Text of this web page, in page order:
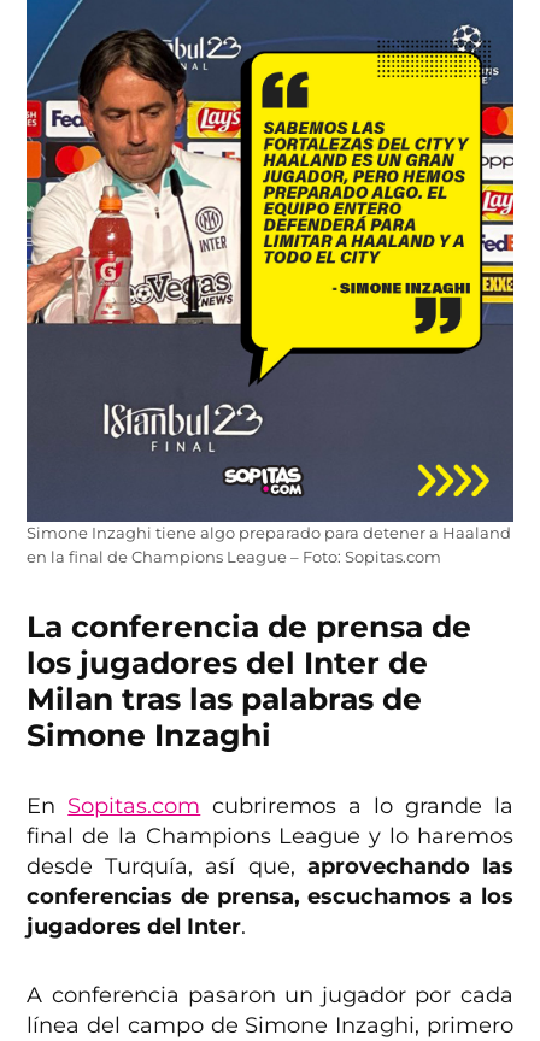
Simone Inzaghi tiene algo preparado para detener a Haaland
en la final de Champions League – Foto: Sopitas.com
La conferencia de prensa de
los jugadores del Inter de
Milan tras las palabras de
Simone Inzaghi
En Sopitas.com cubriremos a lo grande la
final de la Champions League y lo haremos
desde Turquía, así que, aprovechando las
conferencias de prensa, escuchamos a los
jugadores del Inter.
A conferencia pasaron un jugador por cada
línea del campo de Simone Inzaghi, primero